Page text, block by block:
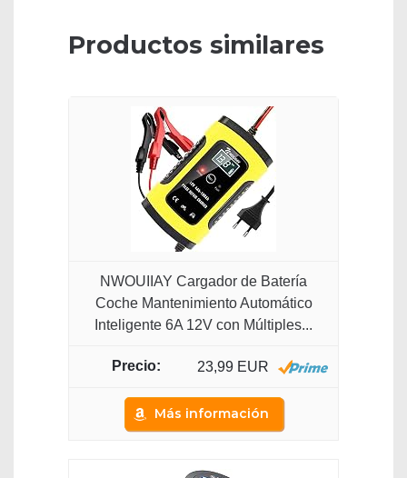
Productos similares
NWOUIIAY Cargador de Batería
Coche Mantenimiento Automático
Inteligente 6A 12V con Múltiples...
23,99 EUR
Más información